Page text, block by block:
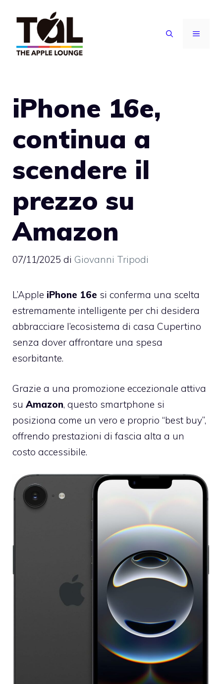
contenuto
MENU
iPhone 16e,
continua a
scendere il
prezzo su
Amazon
07/11/2025 di Giovanni Tripodi
L’Apple iPhone 16e si conferma una scelta
estremamente intelligente per chi desidera
abbracciare l’ecosistema di casa Cupertino
senza dover affrontare una spesa
esorbitante.
Grazie a una promozione eccezionale attiva
su Amazon, questo smartphone si
posiziona come un vero e proprio “best buy”,
offrendo prestazioni di fascia alta a un
costo accessibile.